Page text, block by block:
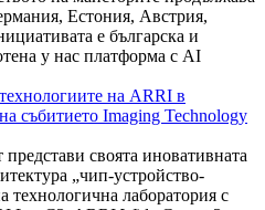
Естония, Австрия,
е българска и
у нас платформа с AI
на ARRI в
събитието Imaging Technology
своята иновативната
„чип-устройство-
технологична лаборатория с